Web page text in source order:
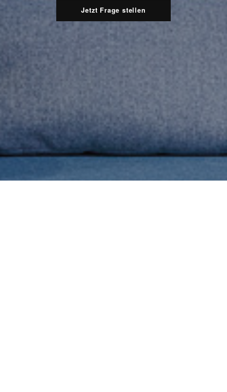
Jetzt Frage stellen